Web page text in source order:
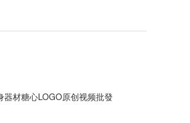
材糖心LOGO原创视频批發